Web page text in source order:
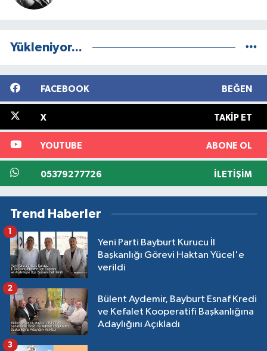
Yükleniyor...
FACEBOOK BEĞEN
X TAKIP ET
YOUTUBE ABONE OL
05379277726 İLETIŞIM
Trend Haberler
Yeni Parti Bayburt Kurucu İl
Başkanlığı Görevi Haktan Yücel'e
verildi
1
Bülent Aydemir, Bayburt Esnaf Kredi
ve Kefalet Kooperatifi Başkanlığına
Adaylığını Açıkladı
2
3